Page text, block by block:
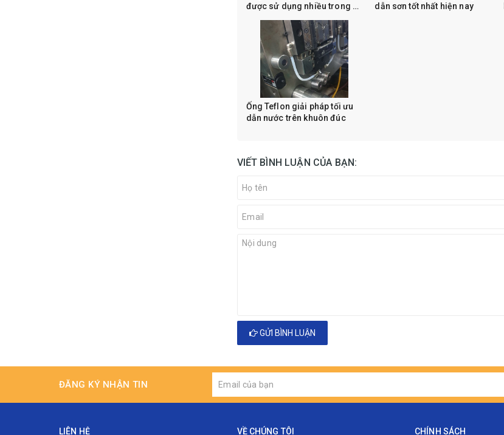
được sử dụng nhiều trong hệ
dẫn sơn tốt nhất hiện nay
Ống Teflon giải pháp tối ưu
dẫn nước trên khuôn đúc
VIẾT BÌNH LUẬN CỦA BẠN:
GỬI BÌNH LUẬN
ĐĂNG KÝ NHẬN TIN
LIÊN HỆ VỀ CHÚNG TÔI CHÍNH SÁCH